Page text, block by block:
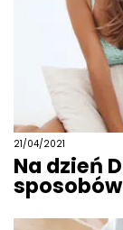
21/04/2021
Na dzień